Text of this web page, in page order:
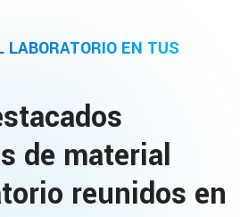
LABORATORIO EN TUS
de material
reunidos en